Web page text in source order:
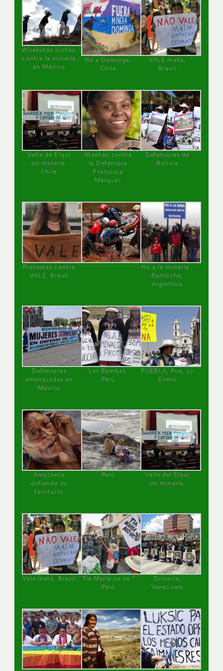
Wirakutas luchan
contra la minería
en México
No a Dominga,
Chile
VALE mata,
Brasil
Valle de Elqui
sin minería.
Chile
Atentan contra
la Defensora
Francisca
Márquez
Defensoras de
Bolivia
Protestas contra
VALE, Brasil
No a la minería ,
Bariloche,
Argentina
Defensoras
amenazadas en
México
Las Bambas,
Perú
PUEBLA, Pue, 27
Enero
Amazonía
defiende su
territorio
Perú
Valle del Elqui
sin minería.
Vale mata, Brasil
Tía María no va !
Perú
Orinoco,
Venezuela